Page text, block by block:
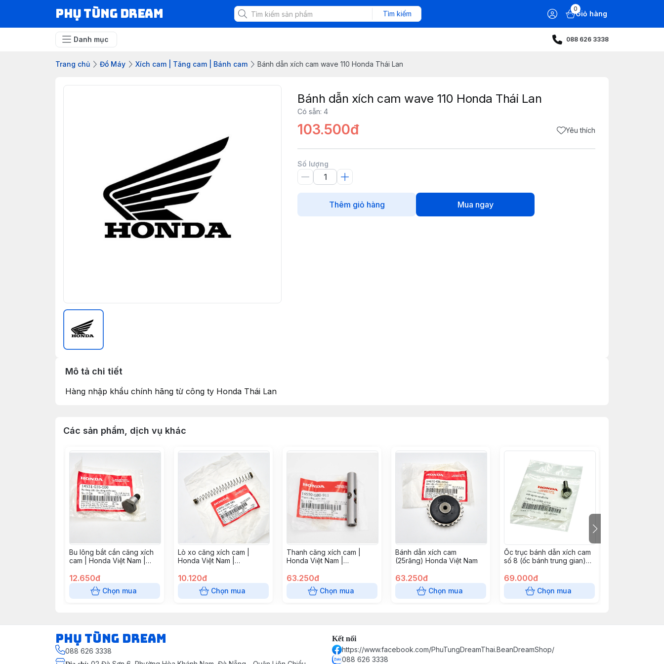
Phụ Tùng Dream Tìm kiếm
0
Giỏ hàng
Danh mục 088 626 3338
Trang chủ Đồ Máy Xích cam | Tăng cam | Bánh cam Bánh dẫn xích cam wave 110 Honda Thái Lan
Bánh dẫn xích cam wave 110 Honda Thái Lan
Có sẵn: 4
103.500đ Yêu thích
Số lượng
Thêm giỏ hàng Mua ngay
Mô tả chi tiết
Hàng nhập khẩu chính hãng từ công ty Honda Thái Lan
Các sản phẩm, dịch vụ khác
Bu lông bắt cần căng xích
cam | Honda Việt Nam |
12.650đ
Chọn mua
Lò xo căng xích cam |
Honda Việt Nam |
10.120đ
Chọn mua
Thanh căng xích cam |
Honda Việt Nam |
63.250đ
Chọn mua
Bánh dẫn xích cam
(25răng) Honda Việt Nam
63.250đ
Chọn mua
Ốc trục bánh dẫn xích cam
số 8 (ốc bánh trung gian)
69.000đ
Chọn mua
Phụ Tùng Dream
088 626 3338
Kết nối
https://www.facebook.com/PhuTungDreamThai.BeanDreamShop/
088 626 3338